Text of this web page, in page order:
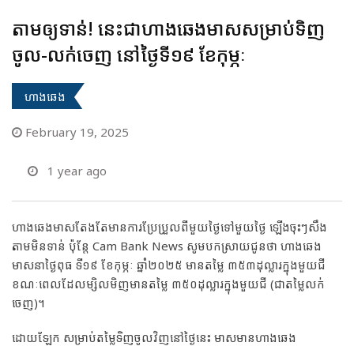
តាមឲ្យទាន់! នេះជាហាងឆេងមាសសម្រាប់ទិញ
ចូល-លក់ចេញ នៅថ្ងៃទី១៩ ខែកុម្ភៈ
ហាងឆេង
February 19, 2025
1 year ago
ហាងឆេងមាសតែងតែមានការប្រែប្រួលពីមួយថ្ងៃទៅមួយថ្ងៃ ឡើងចុះៗសឹង
តាមមិនទាន់ ប៉ុន្តែ Cam Bank News សូមបកស្រាយជូនថា ហាងឆេង
មាសនាថ្ងៃពុធ ទី១៩ ខែកុម្ភៈ ឆ្នាំ២០២៥ មានតម្លៃ ៣៥៣ដុល្លារក្នុងមួយជី
ខណៈពេលដែលម្សិលមិញមានតម្លៃ ៣៥០ដុល្លារក្នុងមួយជី (ជាតម្លៃលក់
ចេញ)។
ដោយឡែក សម្រាប់តម្លៃទិញចូលវិញនៅថ្ងៃនេះ មាសមានហាងឆេង